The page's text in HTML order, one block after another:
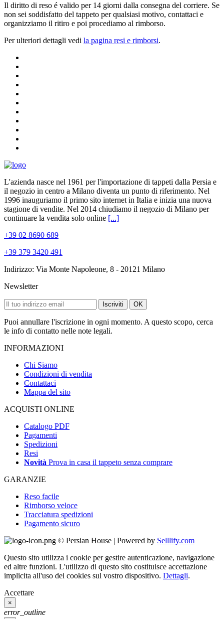
Il diritto di reso é valido per 14 giorni dalla consegna del corriere. Se
non sei soddisfatto del tappeto per qualsiasi motivo, contattaci e
organizziamo il ritiro e poi procediamo al rimborso.
Per ulteriori dettagli vedi la pagina resi e rimborsi.
L'azienda nasce nel 1961 per l'importazione di tappeti dalla Persia e
il negozio in centro a Milano diventa un punto di riferimento. Nel
1996 inauguriamo il primo sito internet in Italia e inizia una nuova
stagione di vendite. Nel 2014 chiudiamo il negozio di Milano per
continuare la vendita solo online [...]
+39 02 8690 689
+39 379 3420 491
Indirizzo: Via Monte Napoleone, 8 - 20121 Milano
Newsletter
Iscriviti OK
Puoi annullare l'iscrizione in ogni momento. A questo scopo, cerca
le info di contatto nelle note legali.
INFORMAZIONI
Chi Siamo
Condizioni di vendita
Contattaci
Mappa del sito
ACQUISTI ONLINE
Catalogo PDF
Pagamenti
Spedizioni
Resi
Novità Prova in casa il tappeto senza comprare
GARANZIE
Reso facile
Rimborso veloce
Tracciatura spedizioni
Pagamento sicuro
© Persian House | Powered by Selllify.com
Questo sito utilizza i cookie per gestire autenticazione, navigazione
ed altre funzioni. L'utilizzo di questo sito costituisce accettazione
implicita all'uso dei cookies sul vostro dispositivo. Dettagli.
Accettare
×
error_outline